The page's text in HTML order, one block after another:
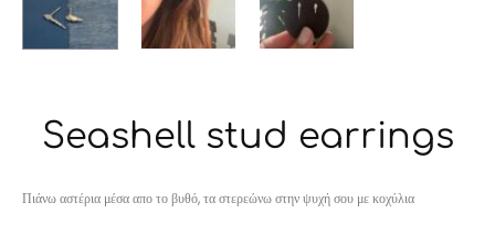
Seashell stud earrings
Πιάνω αστέρια μέσα απο το βυθό, τα στερεώνω στην ψυχή σου με κοχύλια